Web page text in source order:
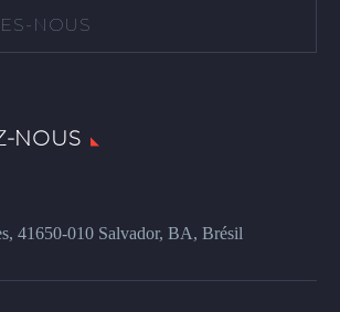
NOUS
NOUS
41650-010 Salvador, BA, Brésil